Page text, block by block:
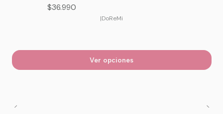
$36.990
|DoReMi
Ver opciones